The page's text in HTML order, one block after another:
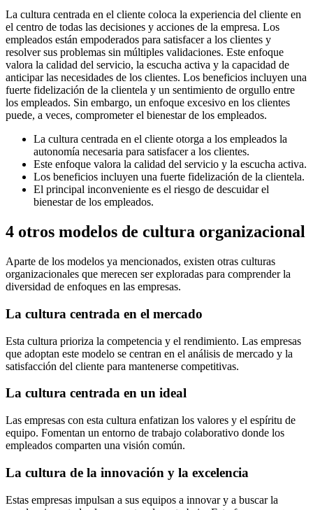
La cultura centrada en el cliente coloca la experiencia del cliente en
el centro de todas las decisiones y acciones de la empresa. Los
empleados están empoderados para satisfacer a los clientes y
resolver sus problemas sin múltiples validaciones. Este enfoque
valora la calidad del servicio, la escucha activa y la capacidad de
anticipar las necesidades de los clientes. Los beneficios incluyen una
fuerte fidelización de la clientela y un sentimiento de orgullo entre
los empleados. Sin embargo, un enfoque excesivo en los clientes
puede, a veces, comprometer el bienestar de los empleados.
La cultura centrada en el cliente otorga a los empleados la
autonomía necesaria para satisfacer a los clientes.
Este enfoque valora la calidad del servicio y la escucha activa.
Los beneficios incluyen una fuerte fidelización de la clientela.
El principal inconveniente es el riesgo de descuidar el
bienestar de los empleados.
4 otros modelos de cultura organizacional
Aparte de los modelos ya mencionados, existen otras culturas
organizacionales que merecen ser exploradas para comprender la
diversidad de enfoques en las empresas.
La cultura centrada en el mercado
Esta cultura prioriza la competencia y el rendimiento. Las empresas
que adoptan este modelo se centran en el análisis de mercado y la
satisfacción del cliente para mantenerse competitivas.
La cultura centrada en un ideal
Las empresas con esta cultura enfatizan los valores y el espíritu de
equipo. Fomentan un entorno de trabajo colaborativo donde los
empleados comparten una visión común.
La cultura de la innovación y la excelencia
Estas empresas impulsan a sus equipos a innovar y a buscar la